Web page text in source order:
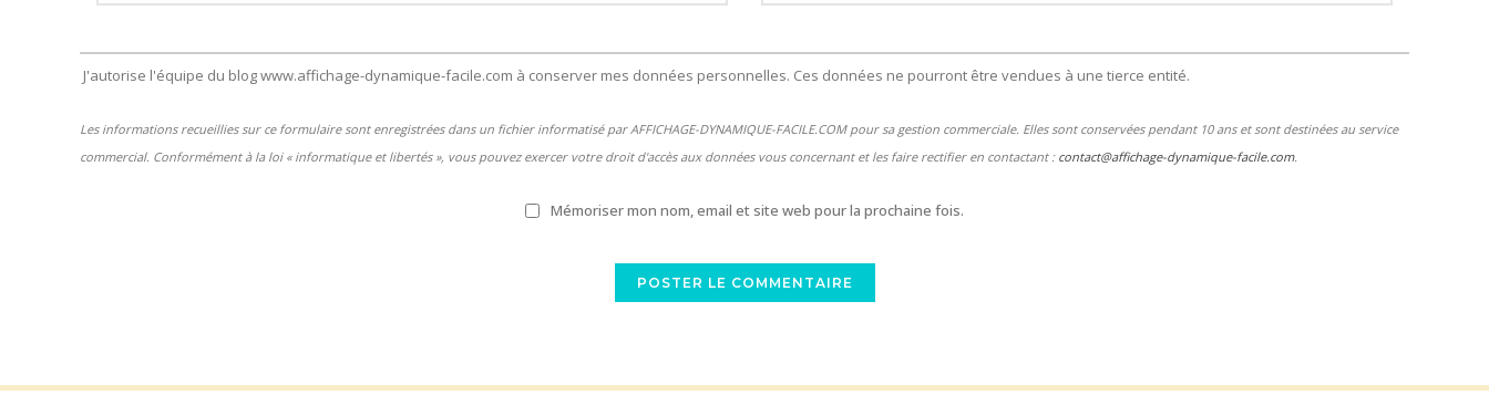
J'autorise l'équipe du blog www.affichage-dynamique-facile.com à conserver mes données personnelles. Ces données ne pourront être vendues à une tierce entité.
Les informations recueillies sur ce formulaire sont enregistrées dans un fichier informatisé par AFFICHAGE-DYNAMIQUE-FACILE.COM pour sa gestion commerciale. Elles sont conservées pendant 10 ans et sont destinées au service
commercial. Conformément à la loi « informatique et libertés », vous pouvez exercer votre droit d'accès aux données vous concernant et les faire rectifier en contactant : contact@affichage-dynamique-facile.com.
Mémoriser mon nom, email et site web pour la prochaine fois.